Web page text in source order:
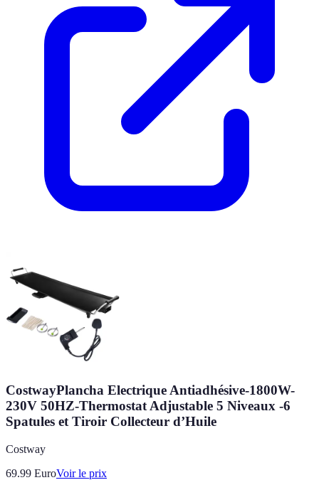
CostwayPlancha Electrique Antiadhésive-1800W-
230V 50HZ-Thermostat Adjustable 5 Niveaux -6
Spatules et Tiroir Collecteur d’Huile
Costway
69.99 EuroVoir le prix